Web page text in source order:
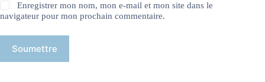
Enregistrer mon nom, mon e-mail et mon site dans le
navigateur pour mon prochain commentaire.
Soumettre